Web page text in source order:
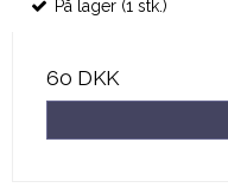
På lager (1 stk.)
60 DKK